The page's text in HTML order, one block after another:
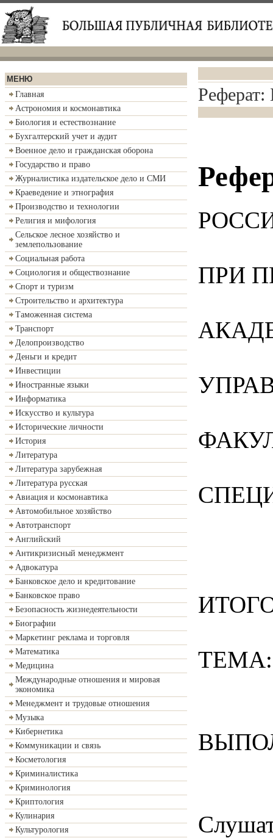
МЕНЮ
Главная
Астрономия и космонавтика
Биология и естествознание
Бухгалтерский учет и аудит
Военное дело и гражданская оборона
Государство и право
Журналистика издательское дело и СМИ
Краеведение и этнография
Производство и технологии
Религия и мифология
Сельское лесное хозяйство и
землепользование
Социальная работа
Социология и обществознание
Спорт и туризм
Строительство и архитектура
Таможенная система
Транспорт
Делопроизводство
Деньги и кредит
Инвестиции
Иностранные языки
Информатика
Искусство и культура
Исторические личности
История
Литература
Литература зарубежная
Литература русская
Авиация и космонавтика
Автомобильное хозяйство
Автотранспорт
Английский
Антикризисный менеджмент
Адвокатура
Банковское дело и кредитование
Банковское право
Безопасность жизнедеятельности
Биографии
Маркетинг реклама и торговля
Математика
Медицина
Международные отношения и мировая
экономика
Менеджмент и трудовые отношения
Музыка
Кибернетика
Коммуникации и связь
Косметология
Криминалистика
Криминология
Криптология
Кулинария
Культурология
Реферат:
ПРИ